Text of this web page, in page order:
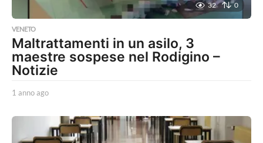
32 0
VENETO
Maltrattamenti in un asilo, 3
maestre sospese nel Rodigino –
Notizie
1 anno ago
n
o